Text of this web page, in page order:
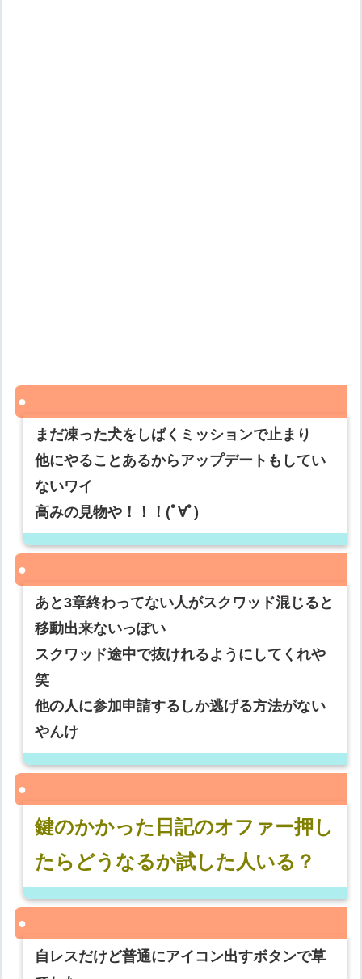
まだ凍った犬をしばくミッションで止まり
他にやることあるからアップデートもしてい
ないワイ
高みの見物や！！！(ﾟ∀ﾟ)
あと3章終わってない人がスクワッド混じると
移動出来ないっぽい
スクワッド途中で抜けれるようにしてくれや
笑
他の人に参加申請するしか逃げる方法がない
やんけ
鍵のかかった日記のオファー押し
たらどうなるか試した人いる？
自レスだけど普通にアイコン出すボタンで草